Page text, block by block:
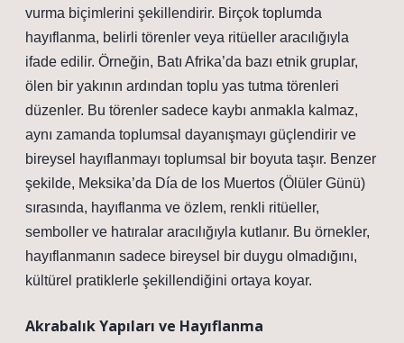
vurma biçimlerini şekillendirir. Birçok toplumda
hayıflanma, belirli törenler veya ritüeller aracılığıyla
ifade edilir. Örneğin, Batı Afrika’da bazı etnik gruplar,
ölen bir yakının ardından toplu yas tutma törenleri
düzenler. Bu törenler sadece kaybı anmakla kalmaz,
aynı zamanda toplumsal dayanışmayı güçlendirir ve
bireysel hayıflanmayı toplumsal bir boyuta taşır. Benzer
şekilde, Meksika’da Día de los Muertos (Ölüler Günü)
sırasında, hayıflanma ve özlem, renkli ritüeller,
semboller ve hatıralar aracılığıyla kutlanır. Bu örnekler,
hayıflanmanın sadece bireysel bir duygu olmadığını,
kültürel pratiklerle şekillendiğini ortaya koyar.
Akrabalık Yapıları ve Hayıflanma